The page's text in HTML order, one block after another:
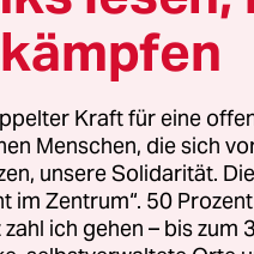
Werk
Kraft für eine
Menschen, die sich
unsere Solidarität.
im Zentrum“. 50
zahl ich gehen – bis